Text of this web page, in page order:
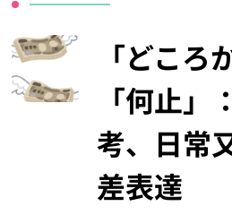
「どころ
「何止」
考、日常
差表達